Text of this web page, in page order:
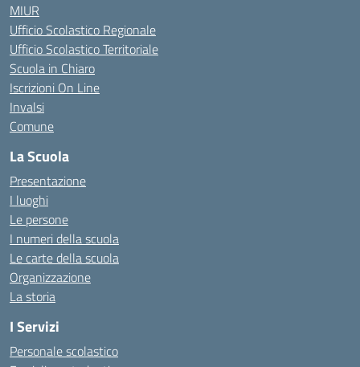
MIUR
Ufficio Scolastico Regionale
Ufficio Scolastico Territoriale
Scuola in Chiaro
Iscrizioni On Line
Invalsi
Comune
La Scuola
Presentazione
I luoghi
Le persone
I numeri della scuola
Le carte della scuola
Organizzazione
La storia
I Servizi
Personale scolastico